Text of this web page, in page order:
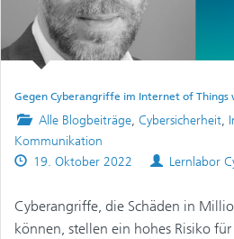
Gegen Cyberangriffe im Internet of Things
Posted
in
Alle Blogbeiträge, Cybersicherheit,
Kommunikation
Published
19. Oktober 2022 Authors
Lernlabor
Cyberangriffe, die Schäden in
können, stellen ein hohes Risiko